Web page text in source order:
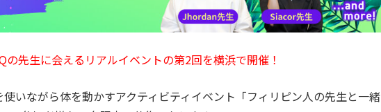
先生に会えるリアルイベントの第2回を横浜で開催！
いながら体を動かすアクティビティイベント 「フィリピン人の先生と一緒